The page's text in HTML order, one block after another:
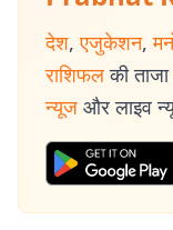
देश, एजुकेशन,
राशिफल की
न्यूज और लाइव